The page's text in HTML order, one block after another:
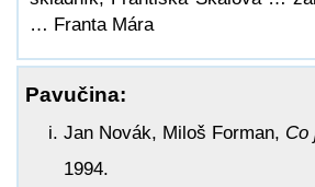
… Franta Mára
Pavučina:
Jan Novák, Miloš Forman, Co
1994.